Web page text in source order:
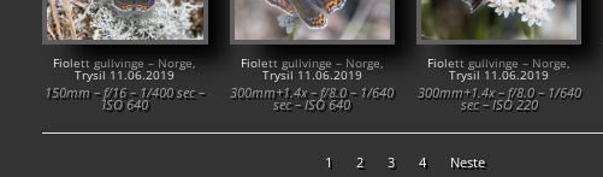
Fiolett gullvinge – Norge,
Trysil 11.06.2019
150mm – f/16 – 1/400 sec –
ISO 640
Fiolett gullvinge – Norge,
Trysil 11.06.2019
300mm+1.4x – f/8.0 – 1/640
sec – ISO 640
Fiolett gullvinge – Norge,
Trysil 11.06.2019
300mm+1.4x – f/8.0 – 1/640
sec – ISO 220
1 2 3 4 Neste